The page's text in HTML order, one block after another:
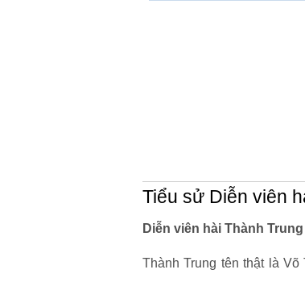
Tiểu sử Diễn viên
Diễn viên hài Thành
Thành Trung tên thật là